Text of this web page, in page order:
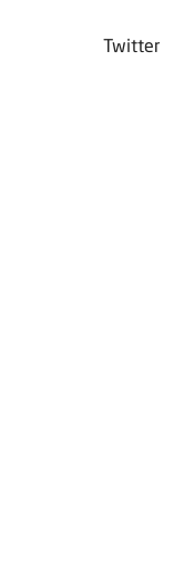
Twitter